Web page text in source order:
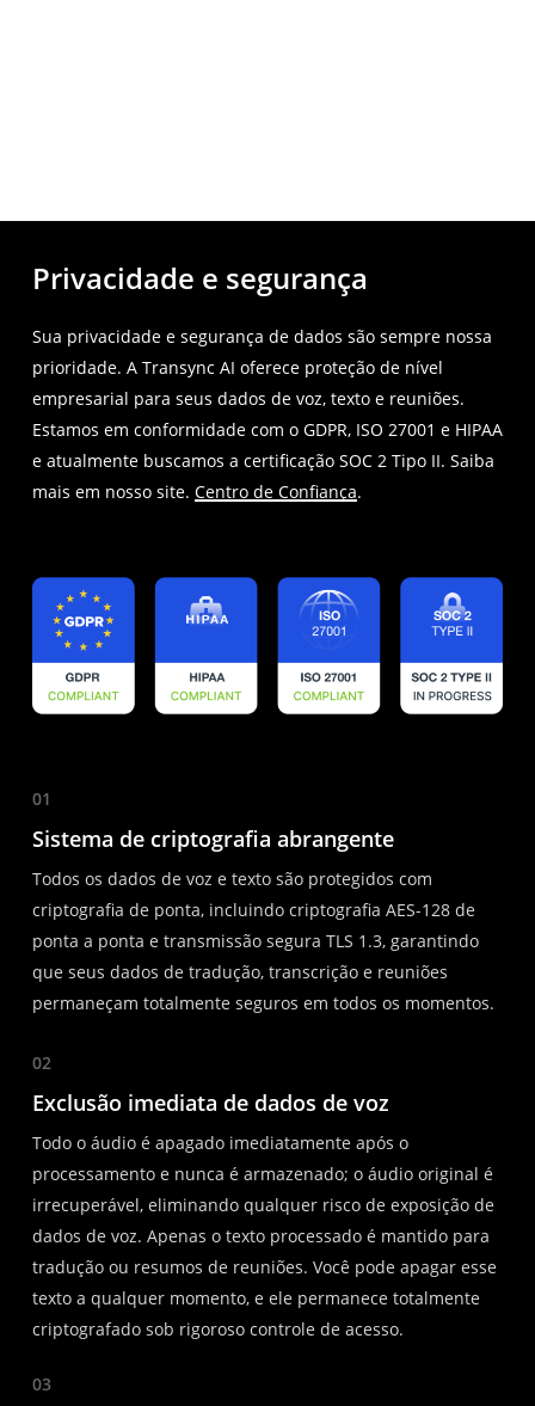
Privacidade e segurança
Sua privacidade e segurança de dados são sempre nossa
prioridade. A Transync AI oferece proteção de nível
empresarial para seus dados de voz, texto e reuniões.
Estamos em conformidade com o GDPR, ISO 27001 e HIPAA
e atualmente buscamos a certificação SOC 2 Tipo II. Saiba
mais em nosso site. Centro de Confiança.
01
Sistema de criptografia abrangente
Todos os dados de voz e texto são protegidos com
criptografia de ponta, incluindo criptografia AES-128 de
ponta a ponta e transmissão segura TLS 1.3, garantindo
que seus dados de tradução, transcrição e reuniões
permaneçam totalmente seguros em todos os momentos.
02
Exclusão imediata de dados de voz
Todo o áudio é apagado imediatamente após o
processamento e nunca é armazenado; o áudio original é
irrecuperável, eliminando qualquer risco de exposição de
dados de voz. Apenas o texto processado é mantido para
tradução ou resumos de reuniões. Você pode apagar esse
texto a qualquer momento, e ele permanece totalmente
criptografado sob rigoroso controle de acesso.
03